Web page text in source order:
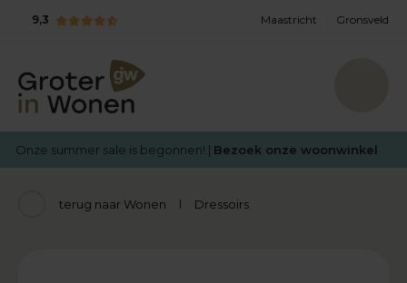
9,3 Maastricht Gronsveld
Onze summer sale is begonnen! | Bezoek onze woonwinkel
terug naar Wonen Dressoirs